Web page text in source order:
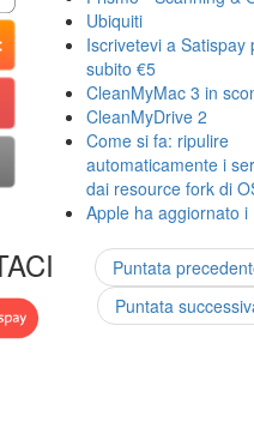
Ubiquiti
Iscrivetevi a Satispay
subito €5
CleanMyMac 3 in
CleanMyDrive 2
Come si fa: ripulire
automaticamente i
dai resource fork di
Apple ha aggiornato i
Puntata
Puntata